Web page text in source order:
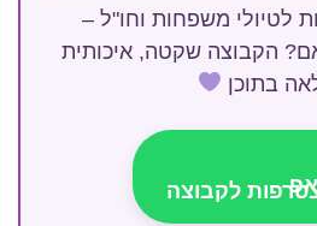
לטיולי משפחות וחו"ל –
הקבוצה שקטה, איכותית
בתוכן
לקבוצה